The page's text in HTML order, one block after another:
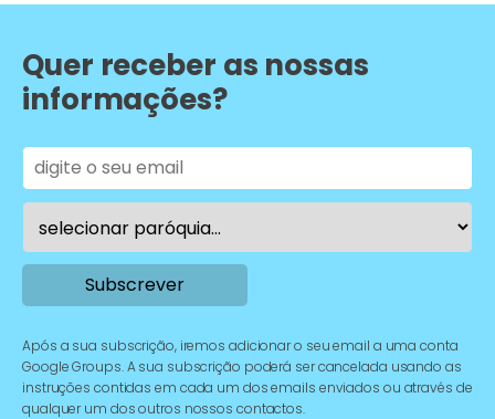
Quer receber as nossas
informações?
Após a sua subscrição, iremos adicionar o seu email a uma conta
Google Groups. A sua subscrição poderá ser cancelada usando as
instruções contidas em cada um dos emails enviados ou através de
qualquer um dos outros nossos contactos.